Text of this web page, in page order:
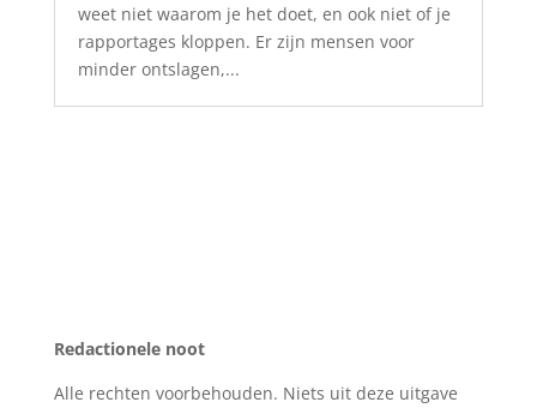
weet niet waarom je het doet, en ook niet of je
rapportages kloppen. Er zijn mensen voor
minder ontslagen,...
Redactionele noot
Alle rechten voorbehouden. Niets uit deze uitgave